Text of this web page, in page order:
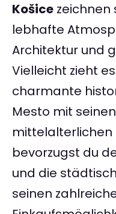
Košice zeichnen
lebhafte
Architektur und
Vielleicht zieht
charmante
Mesto mit
mittelalterlichen
bevorzugst du
und die
seinen